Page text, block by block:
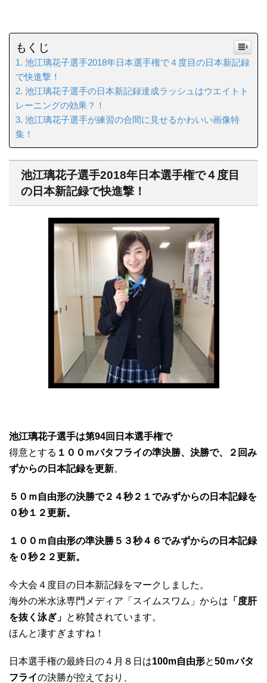
もくじ
池江璃花子選手2018年日本選手権で４度目の日本新記録
で快進撃！
池江璃花子選手の日本新記録達成ラッシュはウエイトト
レーニングの効果？！
池江璃花子選手が練習の合間に見せるかわいい画像特
集！
池江璃花子選手2018年日本選手権で４度目
の日本新記録で快進撃！
池江璃花子選手は第94回日本選手権で
得意とする １００ｍバタフライの準決勝、決勝で、２回み
ずからの日本記録を更新。
５０ｍ自由形の決勝で２４秒２１でみずからの日本記録を
０秒１２更新。
１００ｍ自由形の準決勝５３秒４６でみずからの日本記録
を０秒２２更新。
今大会４度目の日本新記録をマークしました。
海外の米水泳専門メディア「スイムスワム」からは 「度肝
を抜く泳ぎ」 と称賛されています。
ほんと凄すぎますね！
日本選手権の最終日の４月８日は100m自由形と50ｍバタ
フライの決勝が控えており、